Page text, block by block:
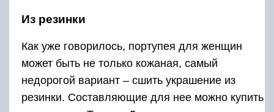
Из резинки
Как уже говорилось, портупея для женщин
может быть не только кожаная, самый
недорогой вариант – сшить украшение из
резинки. Составляющие для нее можно купить